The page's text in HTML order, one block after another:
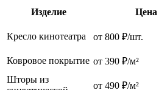
Изделие Цена
Кресло кинотеатра
от 800 ₽/шт.
Ковровое покрытие от 390 ₽/м²
Шторы из
от 490 ₽/м²